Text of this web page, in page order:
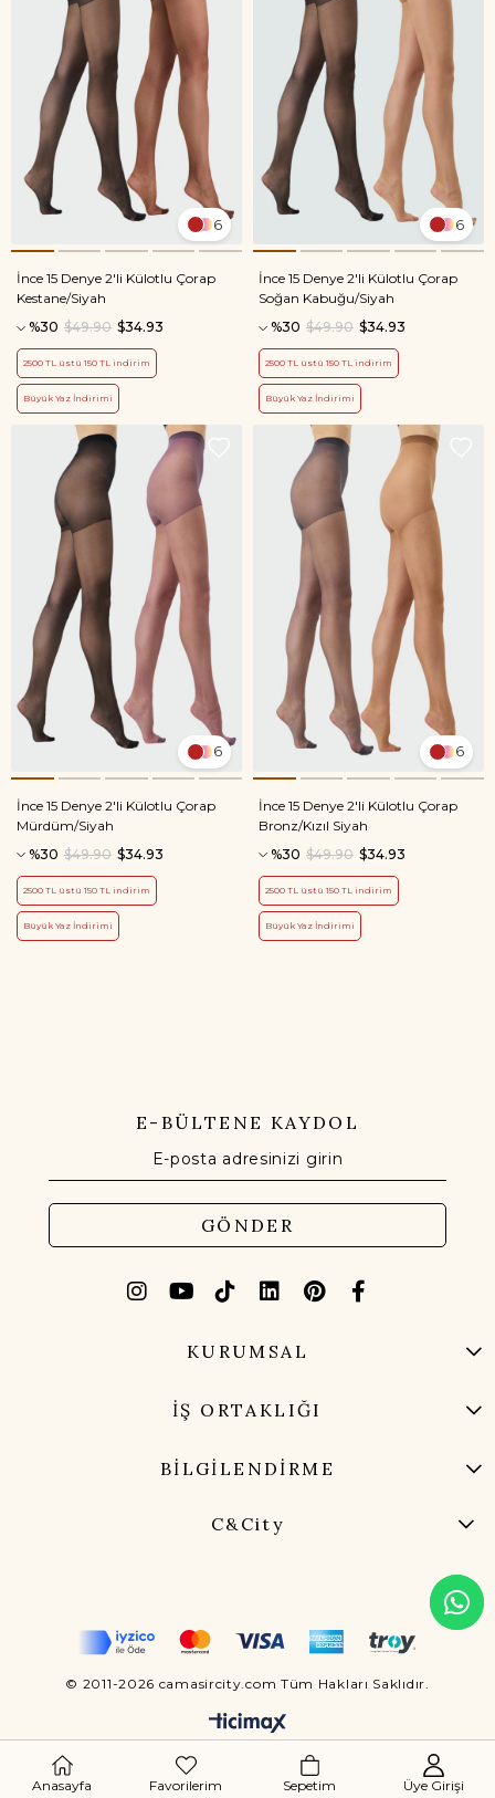
6
İnce 15 Denye 2'li Külotlu Çorap
Kestane/Siyah
%30
$34.93
$49.90
2500 TL üstü 150 TL indirim
Büyük Yaz İndirimi
6
İnce 15 Denye 2'li Külotlu Çorap
Soğan Kabuğu/Siyah
%30
$34.93
$49.90
2500 TL üstü 150 TL indirim
Büyük Yaz İndirimi
6
İnce 15 Denye 2'li Külotlu Çorap
Mürdüm/Siyah
%30
$34.93
$49.90
2500 TL üstü 150 TL indirim
Büyük Yaz İndirimi
6
İnce 15 Denye 2'li Külotlu Çorap
Bronz/Kızıl Siyah
%30
$34.93
$49.90
2500 TL üstü 150 TL indirim
Büyük Yaz İndirimi
E-BÜLTENE KAYDOL
GÖNDER
KURUMSAL
İŞ ORTAKLIĞI
BİLGİLENDİRME
C&City
© 2011-2026 camasircity.com Tüm Hakları Saklıdır.
Anasayfa Favorilerim Sepetim Üye Girişi